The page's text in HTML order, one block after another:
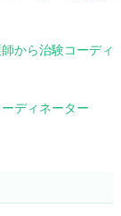
から治験コーディ
ディネーター